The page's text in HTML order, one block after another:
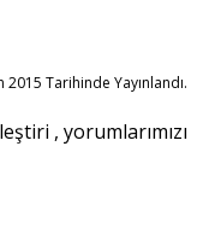
2015 Tarihinde Yayınlandı.
, yorumlarımızı